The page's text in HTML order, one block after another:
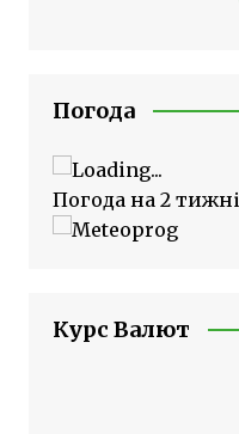
Погода
Погода на 2 тижні
Курс Валют